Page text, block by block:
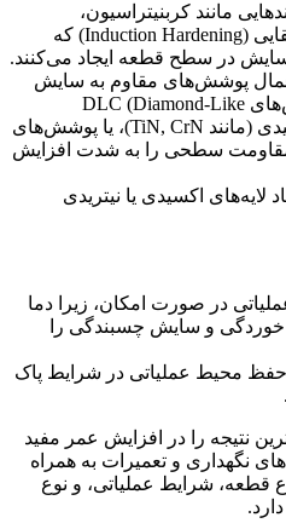
مانند کربنیتراسیون،
نیتراسیون، سخت‌کاری القایی (Induction Hardening) که
در سطح قطعه ایجاد می‌کنند.
پوشش‌های مقاوم به سایش
مانند کروم سخت، پوشش‌های DLC (Diamond-Like
Carbon)، پوشش‌های کاربیدی (مانند TiN, CrN)، یا پوشش‌های
سطحی را به شدت افزایش
لایه‌های اکسیدی یا نیتریدی
در صورت امکان، زیرا دما
و سایش چسبندگی را
حفظ محیط عملیاتی در شرایط پاک
نتیجه را در افزایش عمر مفید
نگهداری و تعمیرات به همراه
قطعه، شرایط عملیاتی، و نوع